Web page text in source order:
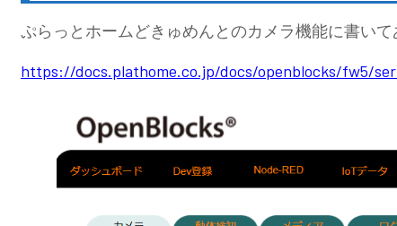
ぷらっとホームどきゅめんとのカメラ機能に書い
https://docs.plathome.co.jp/docs/openblocks/fw5/